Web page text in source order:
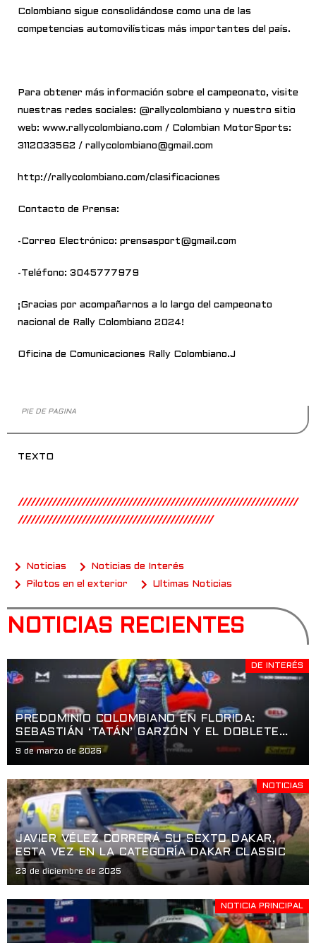
Colombiano sigue consolidándose como una de las
competencias automovilísticas más importantes del país.
Para obtener más información sobre el campeonato, visite
nuestras redes sociales: @rallycolombiano y nuestro sitio
web: www.rallycolombiano.com / Colombian MotorSports:
3112033562 / rallycolombiano@gmail.com
http://rallycolombiano.com/clasificaciones
Contacto de Prensa:
-Correo Electrónico: prensasport@gmail.com
-Teléfono: 3045777979
¡Gracias por acompañarnos a lo largo del campeonato
nacional de Rally Colombiano 2024!
Oficina de Comunicaciones Rally Colombiano.J
PIE DE PAGINA
TEXTO
//////////////////////////////////////////////////////////////////
//////////////////////////////////////////////
Noticias
Noticias de Interés
Pilotos en el exterior
Ultimas Noticias
NOTICIAS RECIENTES
DE INTERÉS
PREDOMINIO COLOMBIANO EN FLORIDA:
SEBASTIÁN ‘TATÁN’ GARZÓN Y EL DOBLETE
HISTÓRICO EN LA APERTURA DE LA USF2000
EN ST. PETERSBURG
9 de marzo de 2026
NOTICIAS
JAVIER VÉLEZ CORRERÁ SU SEXTO DAKAR,
ESTA VEZ EN LA CATEGORÍA DAKAR CLASSIC
23 de diciembre de 2025
NOTICIA PRINCIPAL